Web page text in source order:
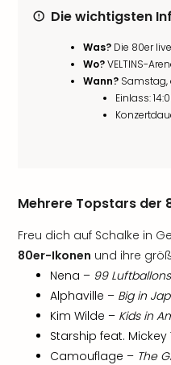
Die wichtigsten
Was? Die 80er
Wo?VELTINS-
Wann? Samstag,
Einlass:
Mehrere Topstars der
Freu dich auf Schalke in
80er-Ikonen und ihre
Nena – 99 Luftballons
Alphaville – Big in
Kim Wilde – Kids in
Starship feat.
Camouflage – The